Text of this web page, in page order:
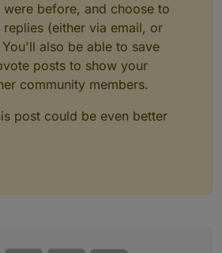
before, and choose to
(either via email, or
also be able to save
posts to show your
community members.
post could be even better